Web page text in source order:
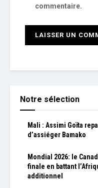
commentaire.
Notre sélection
Mali : Assimi Goïta
d’assiéger Bamako
Mondial 2026: le
finale en battant
additionnel